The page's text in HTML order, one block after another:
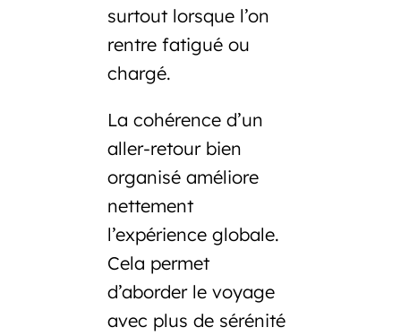
surtout lorsque l’on
rentre fatigué ou
chargé.
La cohérence d’un
aller-retour bien
organisé améliore
nettement
l’expérience globale.
Cela permet
d’aborder le voyage
avec plus de sérénité